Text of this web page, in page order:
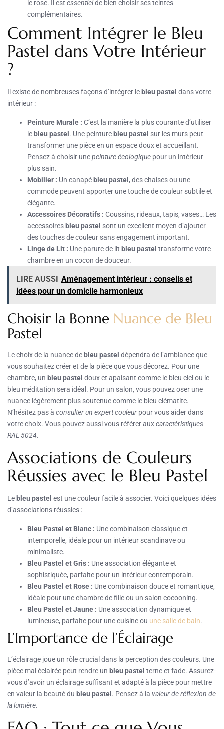
le rose. Il est essentielde bien choisir ses teintes
complémentaires.
Comment Intégrer le Bleu
Pastel dans Votre Intérieur
?
Il existe de nombreuses façons d’intégrer le bleu pastel dans votre
intérieur :
Peinture Murale : C’est la manière la plus courante d’utiliser
le bleu pastel . Une peinture bleu pastel sur les murs peut
transformer une pièce en un espace doux et accueillant.
Pensez à choisir unepeinture écologique pour un intérieur
plus sain.
Mobilier : Un canapé bleu pastel , des chaises ou une
commode peuvent apporter une touche de couleur subtile et
élégante.
Accessoires Décoratifs : Coussins, rideaux, tapis, vases… Les
accessoires bleu pastel sont un excellent moyen d’ajouter
des touches de couleur sans engagement important.
Linge de Lit : Une parure de lit bleu pastel transforme votre
chambre en un cocon de douceur.
LIRE AUSSI Aménagement intérieur : conseils et
idées pour un domicile harmonieux
Choisir la Bonne Nuance de Bleu
Pastel
Le choix de la nuance de bleu pastel dépendra de l’ambiance que
vous souhaitez créer et de la pièce que vous décorez. Pour une
chambre, un bleu pastel doux et apaisant comme le bleu ciel ou le
bleu méditation sera idéal. Pour un salon, vous pouvez oser une
nuance légèrement plus soutenue comme le bleu clématite.
N’hésitez pas à consulter un expert couleur pour vous aider dans
votre choix. Vous pouvez aussi vous référer auxcaractéristiques
RAL 5024.
Associations de Couleurs
Réussies avec le Bleu Pastel
Le bleu pastel est une couleur facile à associer. Voici quelques idées
d’associations réussies :
Bleu Pastel et Blanc : Une combinaison classique et
intemporelle, idéale pour un intérieur scandinave ou
minimaliste.
Bleu Pastel et Gris : Une association élégante et
sophistiquée, parfaite pour un intérieur contemporain.
Bleu Pastel et Rose : Une combinaison douce et romantique,
idéale pour une chambre de fille ou un salon cocooning.
Bleu Pastel et Jaune : Une association dynamique et
lumineuse, parfaite pour une cuisine ou une salle de bain.
L’Importance de l’Éclairage
L’éclairage joue un rôle crucial dans la perception des couleurs. Une
pièce mal éclairée peut rendre un bleu pastel terne et fade. Assurez-
vous d’avoir un éclairage suffisant et adapté à la pièce pour mettre
en valeur la beauté du bleu pastel . Pensez à la valeur de réflexion de
la lumière.